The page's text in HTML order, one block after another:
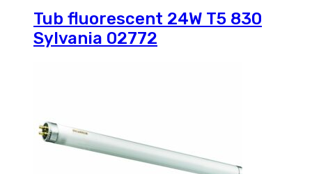
Tub fluorescent 24W T5 830
Sylvania 02772